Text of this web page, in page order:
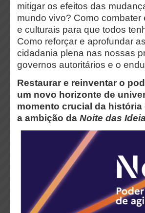
mitigar os efeitos das
mundo vivo? Como
e culturais para que todos
Como reforçar e aprofundar
cidadania plena nas nossas
governos autoritários e o
Restaurar e reinventar o
um novo horizonte de
momento crucial da
a ambição da Noite das